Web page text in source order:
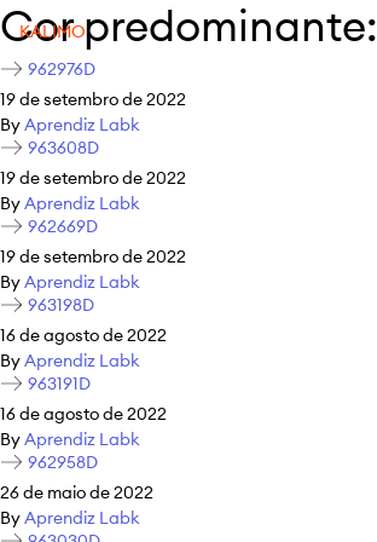
KALIMO
Cor predominante:
962976D
19 de setembro de 2022
ByAprendiz Labk
963608D
19 de setembro de 2022
ByAprendiz Labk
962669D
19 de setembro de 2022
ByAprendiz Labk
963198D
16 de agosto de 2022
ByAprendiz Labk
963191D
16 de agosto de 2022
ByAprendiz Labk
962958D
26 de maio de 2022
ByAprendiz Labk